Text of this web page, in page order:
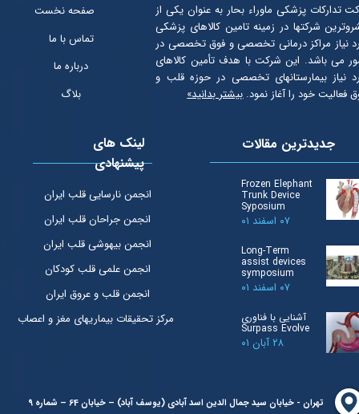
تهران - خیابان سید جمال الدین اسد آبادی (یوسف آباد) – خیابان 64 – شماره 9
صفحه نخست
تماس با ما
درباره ما
بلاگ
جدیدترین مقالات
Frozen Elephant
Trunk Device
Syposium
۰۷ اسفند ۰۱
Long-Term
assist devices
symposium
۰۷ اسفند ۰۱
آشنایی با فناوری
Surpass Evolve
۲۸ آبان ۰۱
تدارکات پزشکی ماوراء بحار به عنوان یكی از
شرکتها در زمینه تامین کالاهای پزشکی
نیاز مراکز درمانی تخصصی و فوق تخصصی در
می باشد. این شرکت با هدف تأمین كالاهای
نیاز بیمارستانهای تخصصی در حوزه قلب و
فعالیت خود را آغاز نمود.بیشتر بدانید»
لینک های
پیشنهادی
انجمن نارسایی قلب ایران
انجمن جراحان قلب ایران
انجمن بیهوشی قلب ایران
انجمن علمی قلب کودکان
انجمن قلب و عروق ایران
مرکز تحقیقات بیماریهای مغز و اعصاب